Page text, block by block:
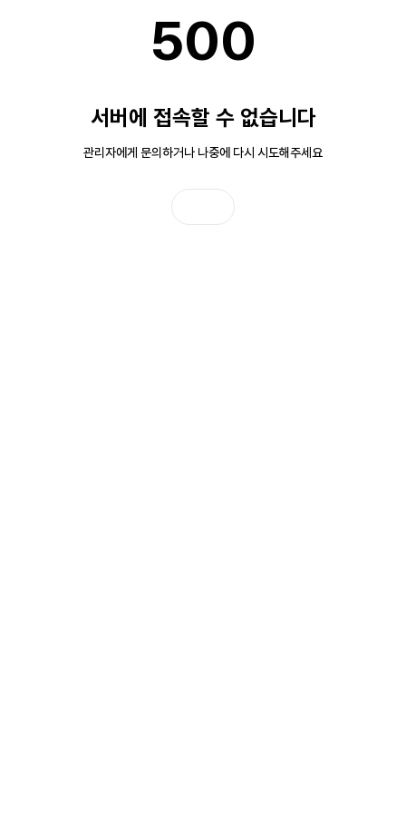
500
서버에 접속할 수 없습니다
관리자에게 문의하거나 나중에 다시 시도해주세요